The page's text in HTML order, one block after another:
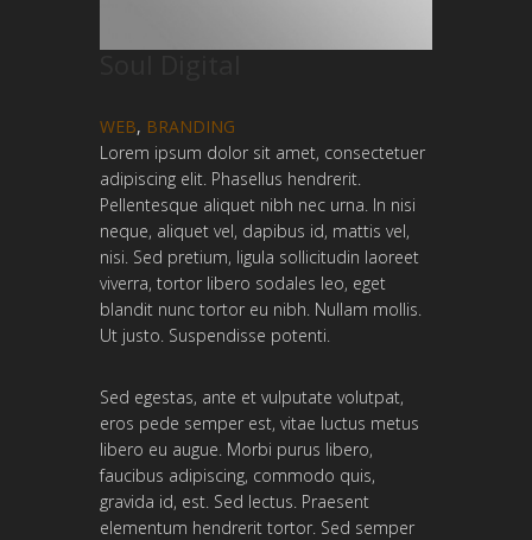
WEB, BRANDING
Lorem ipsum dolor sit amet, consectetuer
adipiscing elit. Phasellus hendrerit.
Pellentesque aliquet nibh nec urna. In nisi
neque, aliquet vel, dapibus id, mattis vel,
nisi. Sed pretium, ligula sollicitudin laoreet
viverra, tortor libero sodales leo, eget
blandit nunc tortor eu nibh. Nullam mollis.
Ut justo. Suspendisse potenti.
Sed egestas, ante et vulputate volutpat,
eros pede semper est, vitae luctus metus
libero eu augue. Morbi purus libero,
faucibus adipiscing, commodo quis,
gravida id, est. Sed lectus. Praesent
elementum hendrerit tortor. Sed semper